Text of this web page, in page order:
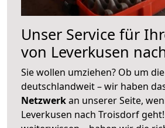
Unser Service für
von Leverkusen
Sie wollen umziehen? Ob um
deutschlandweit – wir haben
Netzwerkan unserer Seite,
Leverkusen nach Troisdorf